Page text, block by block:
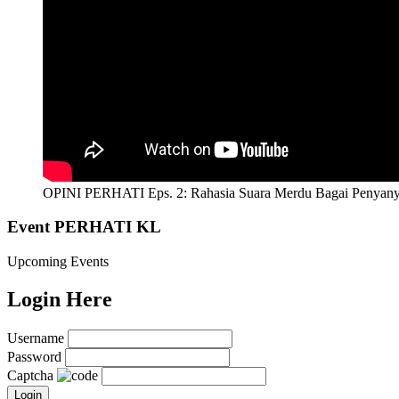
OPINI PERHATI Eps. 2: Rahasia Suara Merdu Bagai
Event PERHATI KL
Upcoming Events
Login Here
Username
Password
Captcha